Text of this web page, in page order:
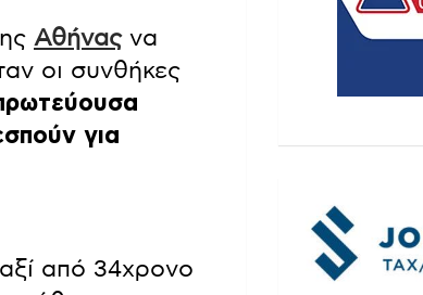
Αθήναςνα
οι συνθήκες
για
από 34χρονο